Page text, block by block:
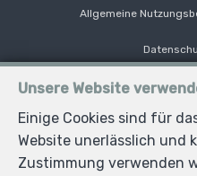
Unsere Website
Einige Cookies sind für
Website unerlässlich und
Zustimmung verwenden
Allgemeine
Cookie-
POWERED BYWHISE